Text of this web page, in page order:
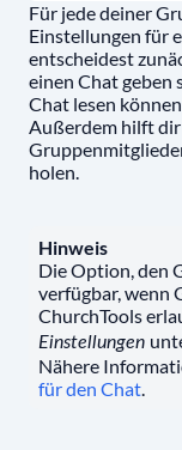
Für jede deiner
Einstellungen für
entscheidest
einen Chat geben
Chat lesen
Außerdem hilft dir
holen.
Hinweis
Die Option, den
verfügbar, wenn
ChurchTools
Einstellungen
Nähere
für den Chat.